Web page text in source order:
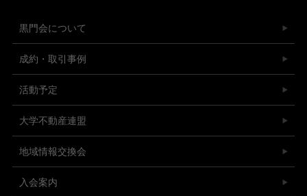
黒門会について
成約・取引事例
活動予定
大学不動産連盟
地域情報交換会
入会案内